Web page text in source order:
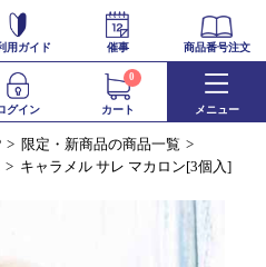
用ガイド 催事 商品番号注文
グイン カート
0
メニュー
限定・新商品の商品一覧
キャラメル サレ マカロン[3個入]